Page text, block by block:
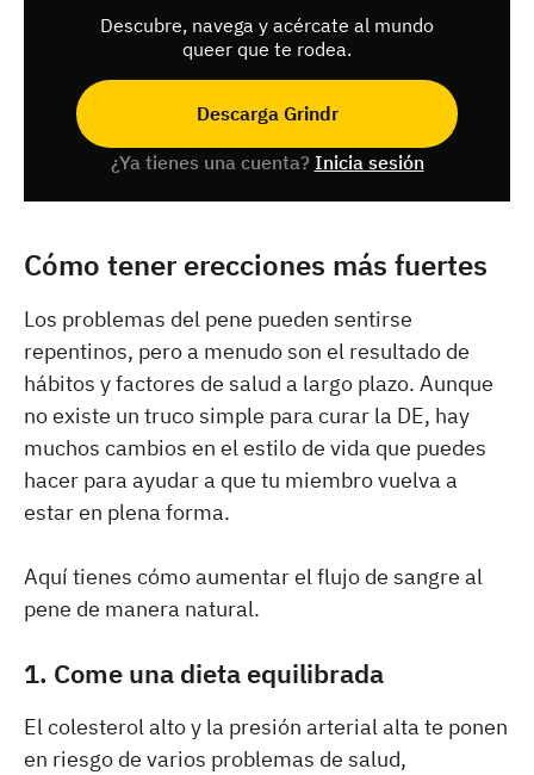
Descubre, navega y acércate al mundo
queer que te rodea.
Descarga Grindr
¿Ya tienes una cuenta? Inicia sesión
Cómo tener erecciones más fuertes
Los problemas del pene pueden sentirse
repentinos, pero a menudo son el resultado de
hábitos y factores de salud a largo plazo. Aunque
no existe un truco simple para curar la DE, hay
muchos cambios en el estilo de vida que puedes
hacer para ayudar a que tu miembro vuelva a
estar en plena forma.
Aquí tienes cómo aumentar el flujo de sangre al
pene de manera natural.
1. Come una dieta equilibrada
El colesterol alto y la presión arterial alta te ponen
en riesgo de varios problemas de salud,